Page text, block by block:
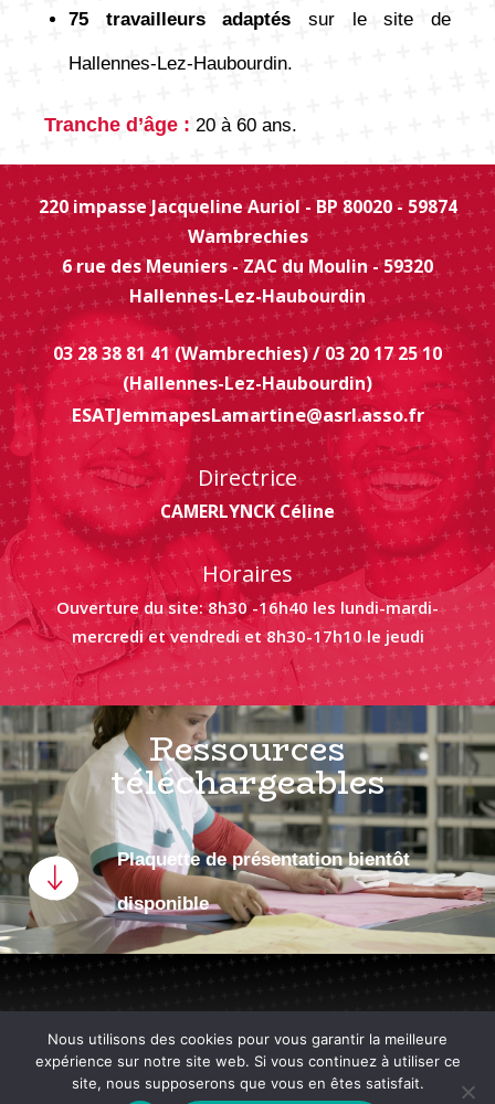
75 travailleurs adaptés sur le site de
Hallennes-Lez-Haubourdin.
Tranche d’âge : 20 à 60 ans.
220 impasse Jacqueline Auriol - BP 80020 - 59874
Wambrechies
6 rue des Meuniers - ZAC du Moulin - 59320
Hallennes-Lez-Haubourdin
03 28 38 81 41 (Wambrechies) / 03 20 17 25 10
(Hallennes-Lez-Haubourdin)
ESATJemmapesLamartine@asrl.asso.fr
Directrice
CAMERLYNCK Céline
Horaires
Ouverture du site: 8h30 -16h40 les lundi-mardi-
mercredi et vendredi et 8h30-17h10 le jeudi
Ressources
téléchargeables
Plaquette de présentation bientôt
disponible
Nous utilisons des cookies pour vous garantir la meilleure
expérience sur notre site web. Si vous continuez à utiliser ce
site, nous supposerons que vous en êtes satisfait.